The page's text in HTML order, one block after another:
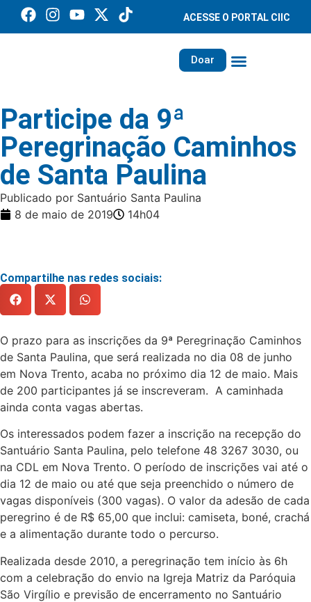
ACESSE O PORTAL CIIC
Doar
Participe da 9ª
Peregrinação Caminhos
de Santa Paulina
Publicado por Santuário Santa Paulina
8 de maio de 2019
14h04
Compartilhe nas redes sociais:
O prazo para as inscrições da 9ª Peregrinação Caminhos
de Santa Paulina, que será realizada no dia 08 de junho
em Nova Trento, acaba no próximo dia 12 de maio. Mais
de 200 participantes já se inscreveram. A caminhada
ainda conta vagas abertas.
Os interessados podem fazer a inscrição na recepção do
Santuário Santa Paulina, pelo telefone 48 3267 3030, ou
na CDL em Nova Trento. O período de inscrições vai até o
dia 12 de maio ou até que seja preenchido o número de
vagas disponíveis (300 vagas). O valor da adesão de cada
peregrino é de R$ 65,00 que inclui: camiseta, boné, crachá
e a alimentação durante todo o percurso.
Realizada desde 2010, a peregrinação tem início às 6h
com a celebração do envio na Igreja Matriz da Paróquia
São Virgílio e previsão de encerramento no Santuário